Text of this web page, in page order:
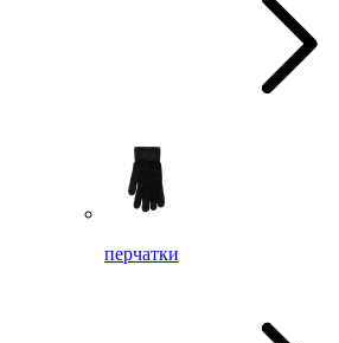
перчатки